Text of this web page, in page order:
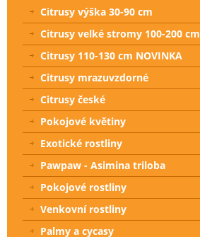
Citrusy výška 30-90 cm
Citrusy velké stromy 100-200 cm
Citrusy 110-130 cm NOVINKA
Citrusy mrazuvzdorné
Citrusy české
Pokojové květiny
Exotické rostliny
Pawpaw - Asimina triloba
Pokojové rostliny
Venkovní rostliny
Palmy a cycasy